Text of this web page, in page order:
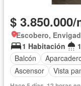
$ 3.850.000/
Escobero,
1 Habitación
Balcón
Ascensor
Vista